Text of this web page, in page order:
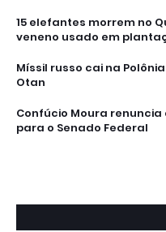
15 elefantes morrem no
veneno usado em
Míssil russo cai na
Otan
Confúcio Moura
para o Senado Federal